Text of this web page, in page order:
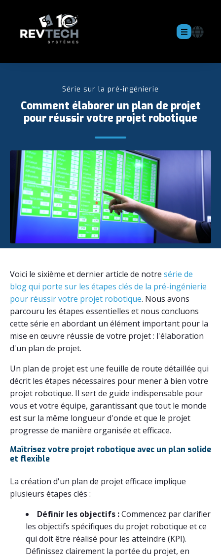
Série sur la pré-ingénierie
Comment élaborer un plan de projet
pour réussir votre projet robotique
Voici le sixième et dernier article de notre série de
blog qui porte sur les étapes clés de la pré-ingénierie
pour réussir votre projet robotique. Nous avons
parcouru les étapes essentielles et nous concluons
cette série en abordant un élément important pour la
mise en œuvre réussie de votre projet : l'élaboration
d'un plan de projet.
Un plan de projet est une feuille de route détaillée qui
décrit les étapes nécessaires pour mener à bien votre
projet robotique. Il sert de guide indispensable pour
vous et votre équipe, garantissant que tout le monde
est sur la même longueur d'onde et que le projet
progresse de manière organisée et efficace.
Maîtrisez votre projet robotique avec un plan solide
et flexible
La création d'un plan de projet efficace implique
plusieurs étapes clés :
Définir les objectifs :Commencez par clarifier
les objectifs spécifiques du projet robotique et ce
qui doit être réalisé pour les atteindre (KPI).
Définissez clairement la portée du projet, en